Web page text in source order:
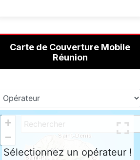
Carte de Couverture Mobile
Réunion